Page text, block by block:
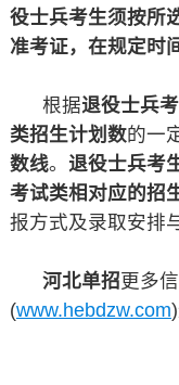
役士兵考生须按所
准考证，在规定时
根据退役士兵
类招生计划数的一
数线。 退役士兵考
考试类相对应的招
报方式及录取安排
河北单招更多
(www.hebdzw.com